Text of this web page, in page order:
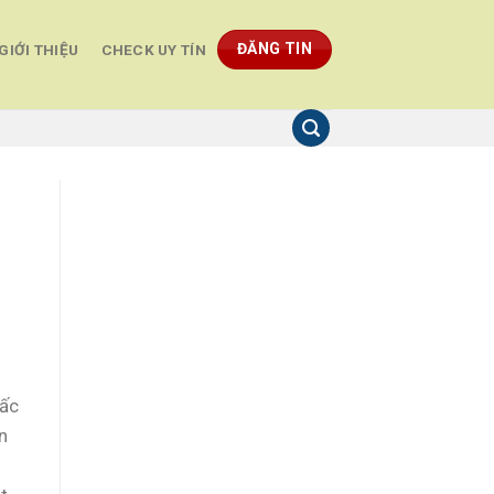
GIỚI THIỆU CHECK UY TÍN ĐĂNG TIN